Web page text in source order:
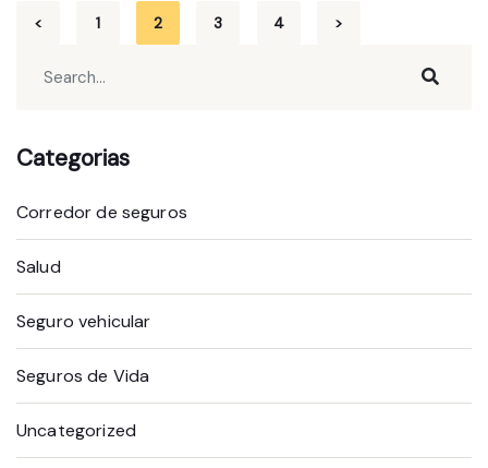
Paginación
de
< 1 2 3 4 >
Categorias
Corredor de seguros
Salud
Seguro vehicular
Seguros de Vida
Uncategorized